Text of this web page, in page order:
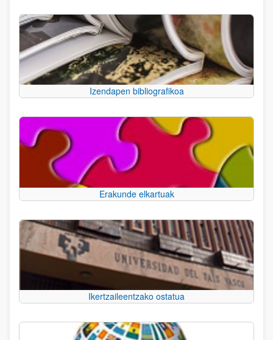
Izendapen bibliografikoa
Erakunde elkartuak
Ikertzaileentzako ostatua